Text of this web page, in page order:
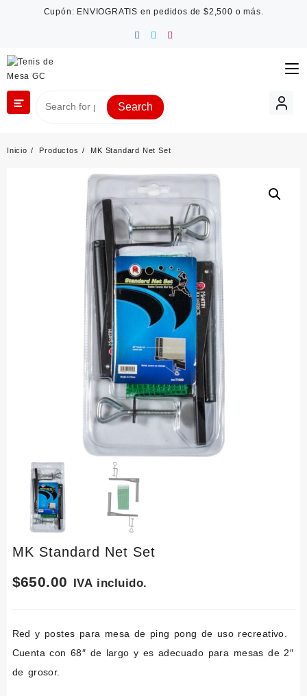
Cupón: ENVIOGRATIS en pedidos de $2,500 o más.
Search
Inicio Productos MK Standard Net Set
MK Standard Net Set
$650.00 IVA incluido.
Red y postes para mesa de ping pong de uso recreativo.
Cuenta con 68″ de largo y es adecuado para mesas de 2″
de grosor.